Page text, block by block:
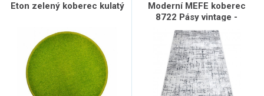
Eton zelený koberec kulatý
Moderní MEFE koberec
8722 Pásy vintage -
Strukturální, dvě úrovně
rouna šedá / bílá